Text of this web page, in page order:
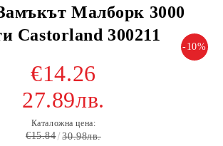
Малборк 3000
Castorland 300211
-10%
€14.26
27.89лв.
Каталожна цена:
€15.84 30.98лв.